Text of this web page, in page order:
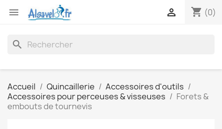
 shopping_cart (0)

search
Accueil Quincaillerie
Accessoires d'outils
Accessoires pour perceuses & visseuses
Forets &
embouts de tournevis